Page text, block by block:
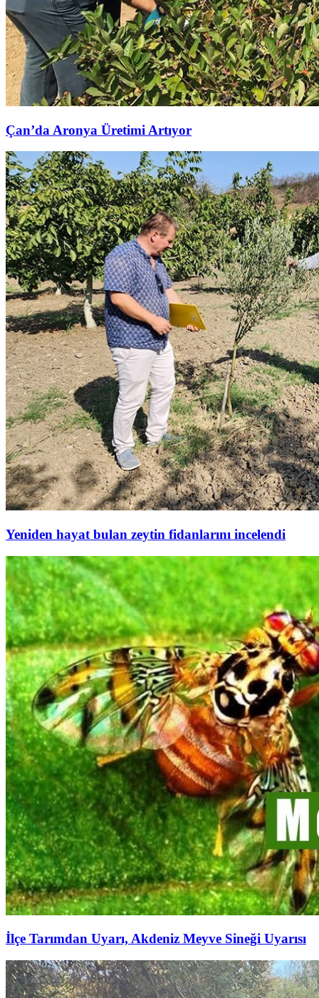
Çan’da Aronya Üretimi Artıyor
Yeniden hayat bulan zeytin fidanlarını incelendi
İlçe Tarımdan Uyarı, Akdeniz Meyve Sineği Uyarısı